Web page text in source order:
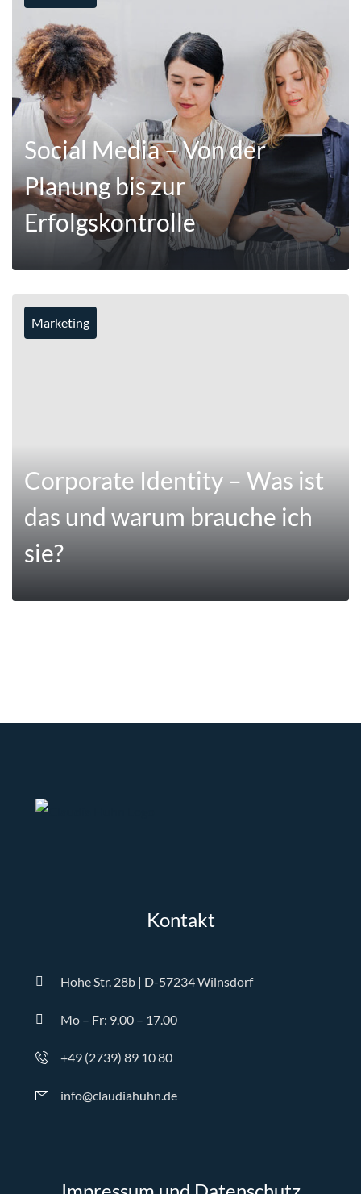
Social Media – Von der
Planung bis zur
Erfolgskontrolle
Marketing
Corporate Identity – Was ist
das und warum brauche ich
sie?
Kontakt
Hohe Str. 28b | D-57234 Wilnsdorf
Mo – Fr: 9.00 – 17.00
+49 (2739) 89 10 80
info@claudiahuhn.de